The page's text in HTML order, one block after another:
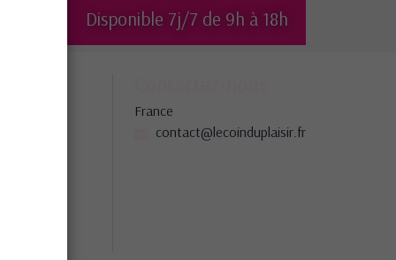
Disponible 7j/7 de 9h à 18h
France
contact@lecoinduplaisir.fr